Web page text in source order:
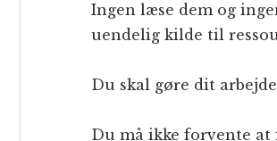
Ingen læse dem og
uendelig kilde til
Du skal gøre dit
Du må ikke forvente at